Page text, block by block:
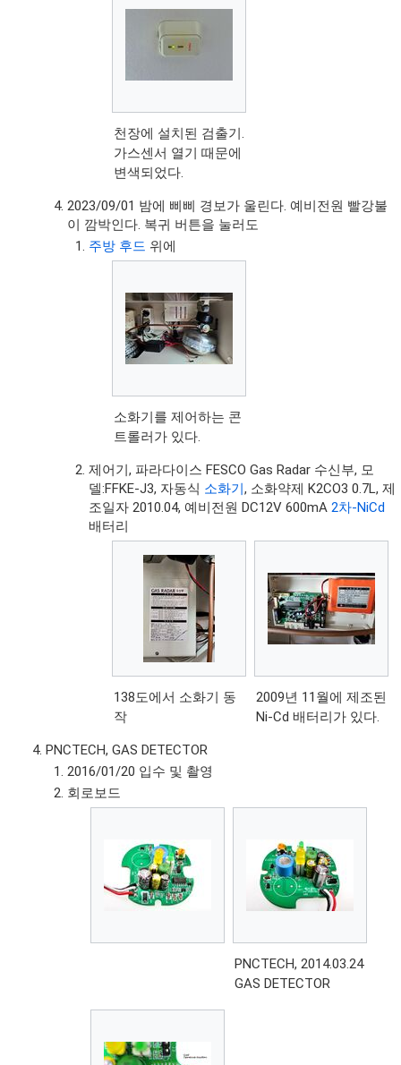
천장에 설치된 검출기.
가스센서 열기 때문에
변색되었다.
2023/09/01 밤에 삐삐 경보가 울린다. 예비전원 빨강불
이 깜박인다. 복귀 버튼을 눌러도
주방 후드 위에
소화기를 제어하는 콘
트롤러가 있다.
제어기, 파라다이스 FESCO Gas Radar 수신부, 모
델:FFKE-J3, 자동식 소화기, 소화약제 K2CO3 0.7L, 제
조일자 2010.04, 예비전원 DC12V 600mA2차-NiCd
배터리
138도에서 소화기 동
작
2009년 11월에 제조된
Ni-Cd 배터리가 있다.
PNCTECH, GAS DETECTOR
2016/01/20 입수 및 촬영
회로보드
PNCTECH, 2014.03.24
GAS DETECTOR